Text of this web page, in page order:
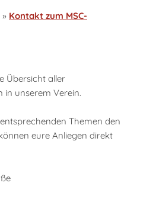
» Kontakt zum MSC-
Übersicht aller
unserem Verein.
Themen den
eure Anliegen direkt